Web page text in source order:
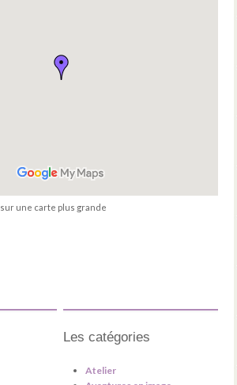
sur une carte plus grande
Les catégories
Atelier